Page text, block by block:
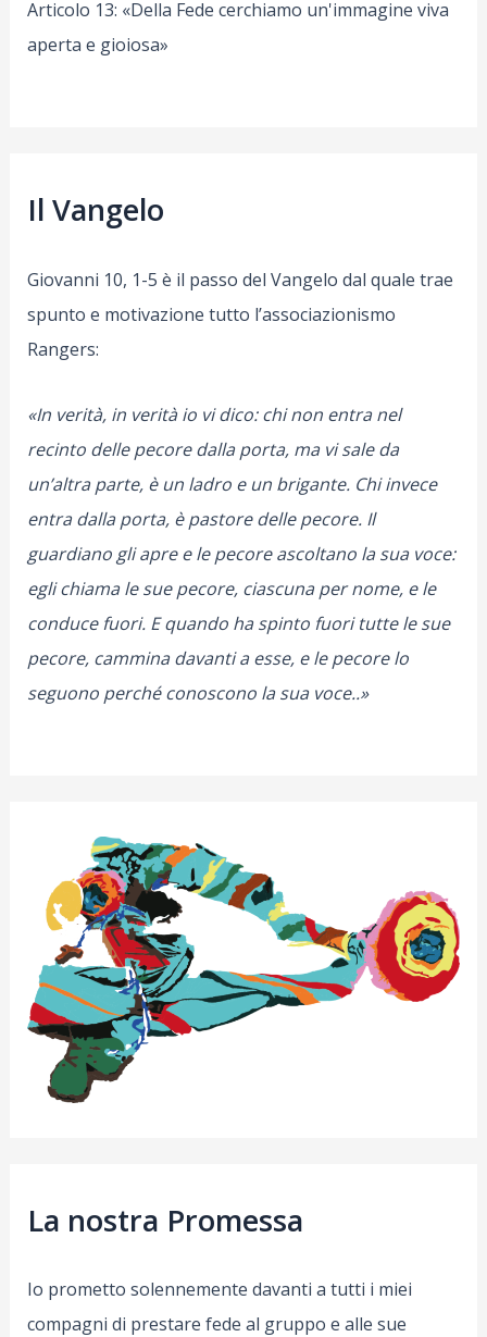
Articolo 13: «Della Fede cerchiamo un'immagine viva
aperta e gioiosa»
Il Vangelo
Giovanni 10, 1-5 è il passo del Vangelo dal quale trae
spunto e motivazione tutto l’associazionismo
Rangers:
«In verità, in verità io vi dico: chi non entra nel
recinto delle pecore dalla porta, ma vi sale da
un’altra parte, è un ladro e un brigante. Chi invece
entra dalla porta, è pastore delle pecore. Il
guardiano gli apre e le pecore ascoltano la sua voce:
egli chiama le sue pecore, ciascuna per nome, e le
conduce fuori. E quando ha spinto fuori tutte le sue
pecore, cammina davanti a esse, e le pecore lo
seguono perché conoscono la sua voce..»
La nostra Promessa
Io prometto solennemente davanti a tutti i miei
compagni di prestare fede al gruppo e alle sue